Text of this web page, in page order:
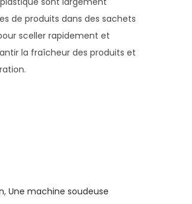
de produits dans des sachets
sceller rapidement et
la fraîcheur des produits et
, Une machine soudeuse